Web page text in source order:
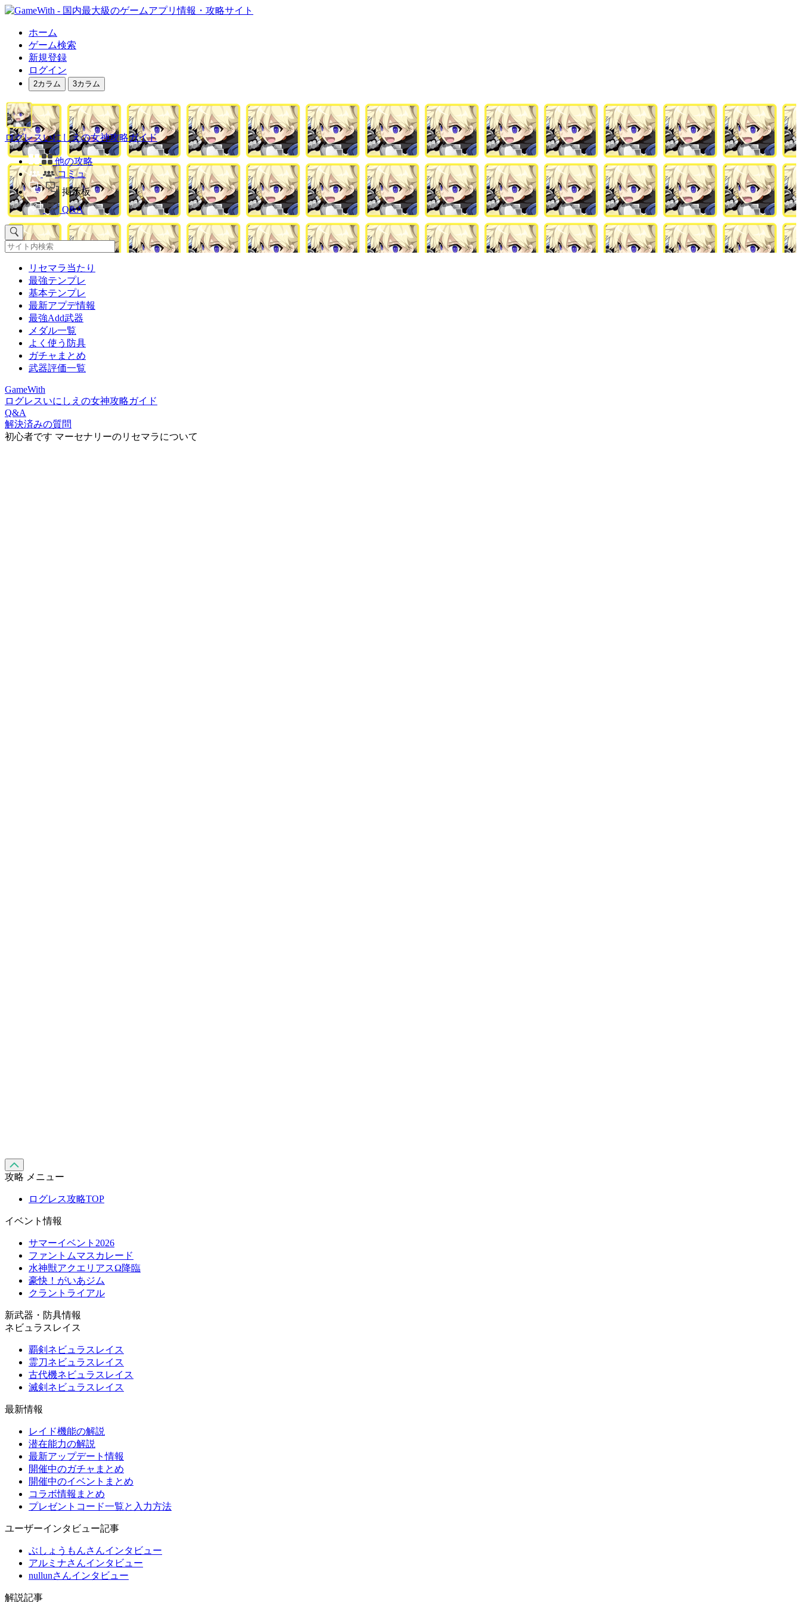
ホーム
ゲーム検索
新規登録
ログイン
2カラム 3カラム
ログレスいにしえの女神攻略ガイド
他の攻略
コミュ
掲示板
Q&A
リセマラ当たり
最強テンプレ
基本テンプレ
最新アプデ情報
最強Add武器
メダル一覧
よく使う防具
ガチャまとめ
武器評価一覧
GameWith
ログレスいにしえの女神攻略ガイド
Q&A
解決済みの質問
初心者です マーセナリーのリセマラについて
攻略 メニュー
ログレス攻略TOP
イベント情報
サマーイベント2026
ファントムマスカレード
水神獣アクエリアスΩ降臨
豪快！がいあジム
クラントライアル
新武器・防具情報
ネビュラスレイス
覇剣ネビュラスレイス
霊刀ネビュラスレイス
古代機ネビュラスレイス
滅剣ネビュラスレイス
最新情報
レイド機能の解説
潜在能力の解説
最新アップデート情報
開催中のガチャまとめ
開催中のイベントまとめ
コラボ情報まとめ
プレゼントコード一覧と入力方法
ユーザーインタビュー記事
ぶしょうもんさんインタビュー
アルミナさんインタビュー
nullunさんインタビュー
解説記事